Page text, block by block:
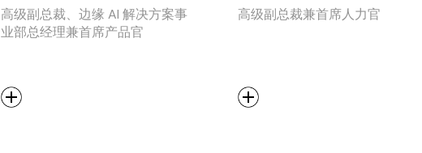
高级副总裁、边缘 AI 解决方案事
业部总经理兼首席产品官
高级副总裁兼首席人力官